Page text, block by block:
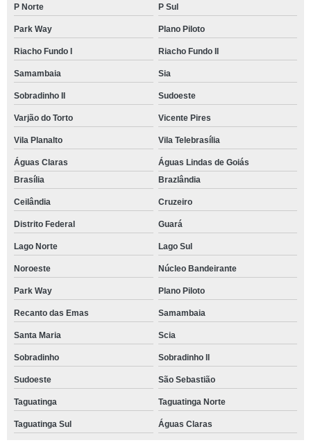
P Norte P Sul
Park Way Plano Piloto
Riacho Fundo I Riacho Fundo II
Samambaia Sia
Sobradinho II Sudoeste
Varjão do Torto Vicente Pires
Vila Planalto Vila Telebrasília
Águas Claras
Águas Lindas de Goiás
Brasília
Brazlândia
Ceilândia Cruzeiro
Distrito Federal Guará
Lago Norte Lago Sul
Noroeste Núcleo Bandeirante
Park Way Plano Piloto
Recanto das Emas Samambaia
Santa Maria Scia
Sobradinho Sobradinho ll
Sudoeste São Sebastião
Taguatinga Taguatinga Norte
Taguatinga Sul Águas Claras